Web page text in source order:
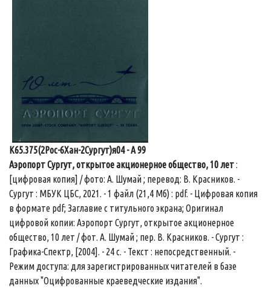
К65.375(2Рос-6Хан-2Сургут)я04 - А 99
Аэропорт Сургут, открытое акционерное общество, 10 лет:
[цифровая копия] / фото: А. Шумай ; перевод: В. Красников. -
Сургут : МБУК ЦБС, 2021. - 1 файл (21,4 Мб) : pdf. - Цифровая копия
в формате pdf; Заглавие с титульного экрана; Оригинал
цифровой копии: Аэропорт Сургут, открытое акционерное
общество, 10 лет / фот. А. Шумай ; пер. В. Красников. - Сургут :
Графика-Спектр, [2004]. - 24 с. - Текст : непосредственный. -
Режим доступа: для зарегистрированных читателей в базе
данных "Оцифрованные краеведческие издания".